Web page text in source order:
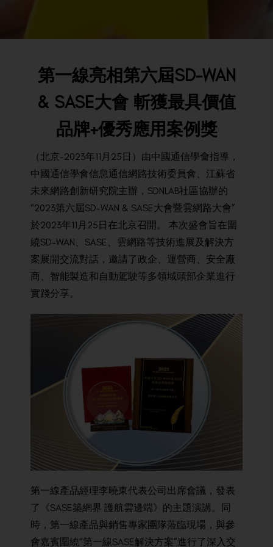
第一線亮相第六屆SD-WAN
& SASE大會 斬獲最具價值
品牌+優秀應用案例獎
（北京-2023年11月25日）由中國通信學會指導，
中國通信學會信息通信網路技術委員會、江蘇省
未來網路創新研究院主辦，SDNLAB社區協辦的
“2023第六屆SD-WAN & SASE大會暨雲網路大會”
於2023年11月25日在北京召開。 本次盛會旨在圍
繞SD-WAN、SASE、雲網路等技術進展及解決方
案展開交流對話，邀請了政企、運營商、安全廠
商、智能製造和自動駕駛等多領域頭部企業進行
實踐分享。
第一線產品經理李曉東代表公司出席會議，發表
了《SASE築網界 護航雲邊端》的主題演講。同
時，第一線產品與銷售專家團隊蒞臨現場，與參
會嘉賓圍繞“第一線SASE解決方案”進行了深入交